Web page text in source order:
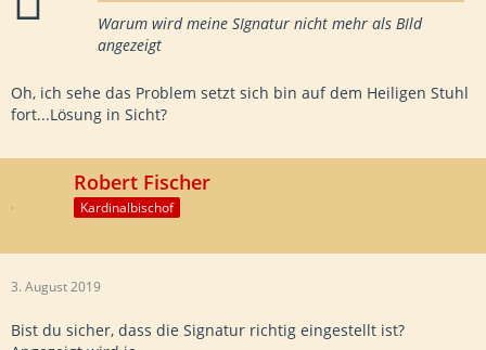
Warum wird meine SIgnatur nicht mehr als BIld
angezeigt
Oh, ich sehe das Problem setzt sich bin auf dem Heiligen Stuhl
fort...Lösung in Sicht?
Robert Fischer
Kardinalbischof
3. August 2019
Bist du sicher, dass die Signatur richtig eingestellt ist?